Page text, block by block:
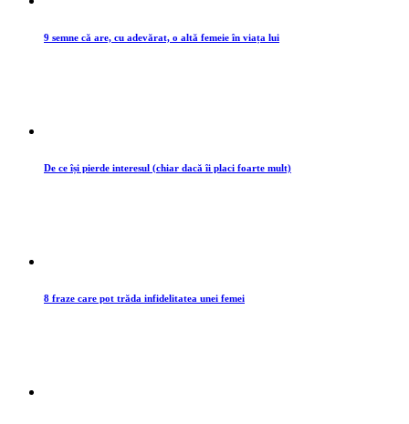
9 semne că are, cu adevărat, o altă femeie în viața lui
De ce își pierde interesul (chiar dacă îi placi foarte mult)
8 fraze care pot trăda infidelitatea unei femei